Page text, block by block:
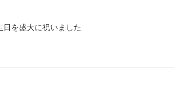
日を盛大に祝いました